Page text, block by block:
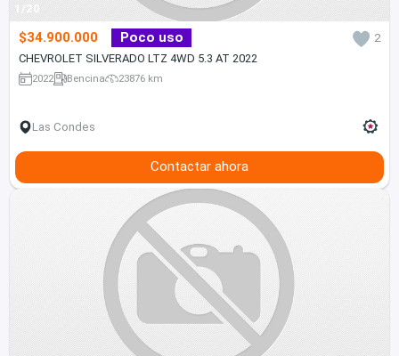
1/20
$34.900.000 Poco uso
2
CHEVROLET SILVERADO LTZ 4WD 5.3 AT 2022
2022 Bencina 23876 km
Las Condes
Contactar ahora